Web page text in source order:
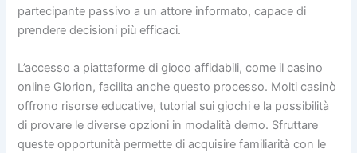
partecipante passivo a un attore informato, capace di
prendere decisioni più efficaci.
L’accesso a piattaforme di gioco affidabili, come il casino
online Glorion, facilita anche questo processo. Molti casinò
offrono risorse educative, tutorial sui giochi e la possibilità
di provare le diverse opzioni in modalità demo. Sfruttare
queste opportunità permette di acquisire familiarità con le